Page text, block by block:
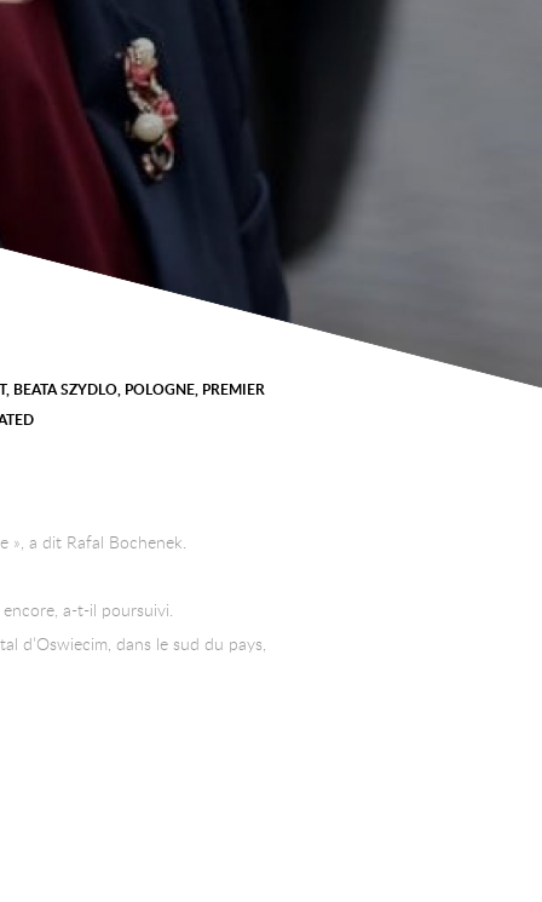
, BEATA SZYDLO, POLOGNE, PREMIER
», a dit Rafal Bochenek.
a-t-il poursuivi.
d’Oswiecim, dans le sud du pays,